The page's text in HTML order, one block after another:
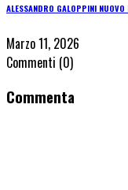
ALESSANDRO GALOPPINI
Marzo 11, 2026
Commenti (0)
Commenta